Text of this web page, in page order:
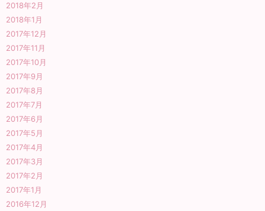
2018年2月
2018年1月
2017年12月
2017年11月
2017年10月
2017年9月
2017年8月
2017年7月
2017年6月
2017年5月
2017年4月
2017年3月
2017年2月
2017年1月
2016年12月